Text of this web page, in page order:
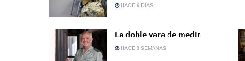
HACE 6 DÍAS
La doble vara de medir
HACE 3 SEMANAS